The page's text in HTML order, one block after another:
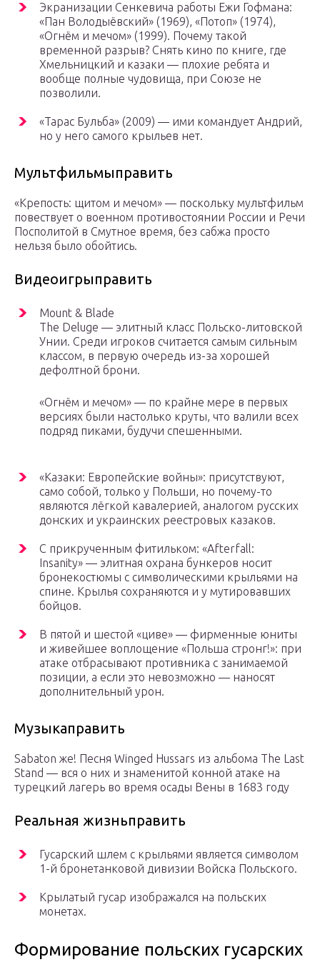
Экранизации Сенкевича работы Ежи Гофмана:
«Пан Володыёвский» (1969), «Потоп» (1974),
«Огнём и мечом» (1999). Почему такой
временной разрыв? Снять кино по книге, где
Хмельницкий и казаки — плохие ребята и
вообще полные чудовища, при Союзе не
позволили.
«Тарас Бульба» (2009) — ими командует Андрий,
но у него самого крыльев нет.
Мультфильмыправить
«Крепость: щитом и мечом» — поскольку мультфильм
повествует о военном противостоянии России и Речи
Посполитой в Смутное время, без сабжа просто
нельзя было обойтись.
Видеоигрыправить
Mount & Blade
The Deluge — элитный класс Польско-литовской
Унии. Среди игроков считается самым сильным
классом, в первую очередь из-за хорошей
дефолтной брони.
«Огнём и мечом» — по крайне мере в первых
версиях были настолько круты, что валили всех
подряд пиками, будучи спешенными.
«Казаки: Европейские войны»: присутствуют,
само собой, только у Польши, но почему-то
являются лёгкой кавалерией, аналогом русских
донских и украинских реестровых казаков.
С прикрученным фитильком: «Afterfall:
Insanity» — элитная охрана бункеров носит
бронекостюмы с символическими крыльями на
спине. Крылья сохраняются и у мутировавших
бойцов.
В пятой и шестой «циве» — фирменные юниты
и живейшее воплощение «Польша стронг!»: при
атаке отбрасывают противника с занимаемой
позиции, а если это невозможно — наносят
дополнительный урон.
Музыкаправить
Sabaton же! Песня Winged Hussars из альбома The Last
Stand — вся о них и знаменитой конной атаке на
турецкий лагерь во время осады Вены в 1683 году
Реальная жизньправить
Гусарский шлем с крыльями является символом
1-й бронетанковой дивизии Войска Польского.
Крылатый гусар изображался на польских
монетах.
Формирование польских гусарских